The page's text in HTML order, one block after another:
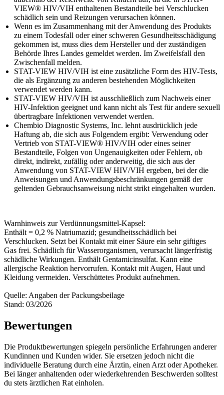
VIEW® HIV/VIH enthaltenen Bestandteile bei Verschlucken
schädlich sein und Reizungen verursachen können.
Wenn es im Zusammenhang mit der Anwendung des Produkts
zu einem Todesfall oder einer schweren Gesundheitsschädigung
gekommen ist, muss dies dem Hersteller und der zuständigen
Behörde Ihres Landes gemeldet werden. Im Zweifelsfall den
Zwischenfall melden.
STAT-VIEW HIV/VIH ist eine zusätzliche Form des HIV-Tests,
die als Ergänzung zu anderen bestehenden Möglichkeiten
verwendet werden kann.
STAT-VIEW HIV/VIH ist ausschließlich zum Nachweis einer
HIV-Infektion geeignet und kann nicht als Test für andere sexuell
übertragbare Infektionen verwendet werden.
Chembio Diagnostic Systems, Inc. lehnt ausdrücklich jede
Haftung ab, die sich aus Folgendem ergibt: Verwendung oder
Vertrieb von STAT-VIEW® HIV/VIH oder eines seiner
Bestandteile, Folgen von Ungenauigkeiten oder Fehlern, ob
direkt, indirekt, zufällig oder anderweitig, die sich aus der
Anwendung von STAT-VIEW HIV/VIH ergeben, bei der die
Anweisungen und Anwendungsbeschränkungen gemäß der
geltenden Gebrauchsanweisung nicht strikt eingehalten wurden.
Warnhinweis zur Verdünnungsmittel-Kapsel:
Enthält = 0,2 % Natriumazid; gesundheitsschädlich bei
Verschlucken. Setzt bei Kontakt mit einer Säure ein sehr giftiges
Gas frei. Schädlich für Wasserorganismen, verursacht längerfristig
schädliche Wirkungen. Enthält Gentamicinsulfat. Kann eine
allergische Reaktion hervorrufen. Kontakt mit Augen, Haut und
Kleidung vermeiden. Verschüttetes Produkt aufnehmen.
Quelle: Angaben der Packungsbeilage
Stand: 03/2026
Bewertungen
Die Produktbewertungen spiegeln persönliche Erfahrungen anderer
Kundinnen und Kunden wider. Sie ersetzen jedoch nicht die
individuelle Beratung durch eine Ärztin, einen Arzt oder Apotheker.
Bei länger anhaltenden oder wiederkehrenden Beschwerden solltest
du stets ärztlichen Rat einholen.